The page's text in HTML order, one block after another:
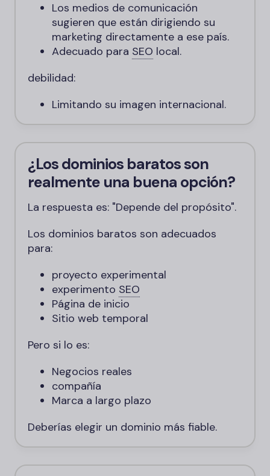
Los medios de comunicación
sugieren que están dirigiendo su
marketing directamente a ese país.
Adecuado para SEO local.
debilidad:
Limitando su imagen internacional.
¿Los dominios baratos son
realmente una buena opción?
La respuesta es: "Depende del propósito".
Los dominios baratos son adecuados
para:
proyecto experimental
experimento SEO
Página de inicio
Sitio web temporal
Pero si lo es:
Negocios reales
compañía
Marca a largo plazo
Deberías elegir un dominio más fiable.